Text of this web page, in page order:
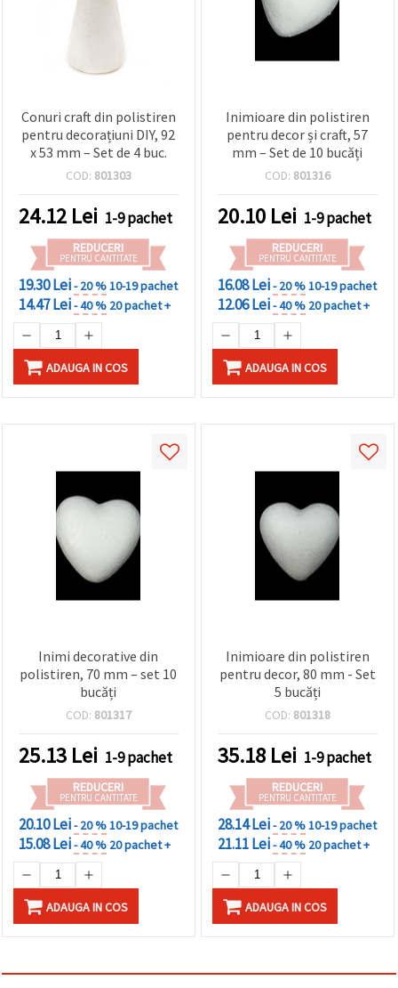
Conuri craft din polistiren
pentru decorațiuni DIY, 92
x 53 mm – Set de 4 buc.
COD: 801303
24.12 Lei 1-9 pachet
REDUCERI
PENTRU CANTITATE
19.30 Lei- 20 %10-19 pachet
14.47 Lei- 40 % 20 pachet +
ADAUGA IN COS
Inimioare din polistiren
pentru decor și craft, 57
mm – Set de 10 bucăți
COD: 801316
20.10 Lei 1-9 pachet
REDUCERI
PENTRU CANTITATE
16.08 Lei- 20 %10-19 pachet
12.06 Lei- 40 % 20 pachet +
ADAUGA IN COS
Inimi decorative din
polistiren, 70 mm – set 10
bucăți
COD: 801317
25.13 Lei 1-9 pachet
REDUCERI
PENTRU CANTITATE
20.10 Lei- 20 %10-19 pachet
15.08 Lei- 40 % 20 pachet +
ADAUGA IN COS
Inimioare din polistiren
pentru decor, 80 mm - Set
5 bucăți
COD: 801318
35.18 Lei 1-9 pachet
REDUCERI
PENTRU CANTITATE
28.14 Lei- 20 %10-19 pachet
21.11 Lei- 40 % 20 pachet +
ADAUGA IN COS